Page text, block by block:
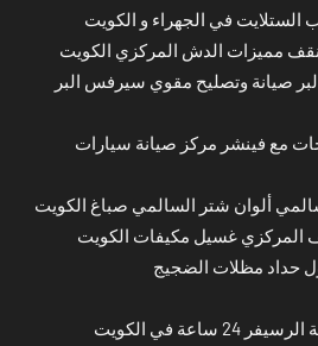
الستلايت في الجهراء و الكويت
مميزات الدش المركزي الكويت
صيانة وتصليح مقوي سيرفس البر
مع فينشر مركز صيانة سيارات
ألوان شتر السالمي صباغ الكويت
المركزي غسيل مكيفات الكويت
حداد مظلات الضجيج
في الكويت